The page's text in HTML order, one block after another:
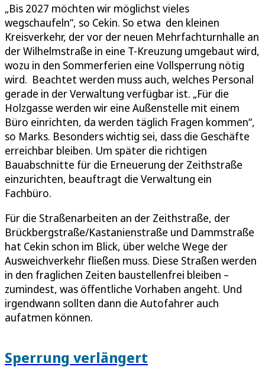
„Bis 2027 möchten wir möglichst vieles
wegschaufeln“, so Cekin. So etwa den kleinen
Kreisverkehr, der vor der neuen Mehrfachturnhalle an
der Wilhelmstraße in eine T-Kreuzung umgebaut wird,
wozu in den Sommerferien eine Vollsperrung nötig
wird. Beachtet werden muss auch, welches Personal
gerade in der Verwaltung verfügbar ist. „Für die
Holzgasse werden wir eine Außenstelle mit einem
Büro einrichten, da werden täglich Fragen kommen“,
so Marks. Besonders wichtig sei, dass die Geschäfte
erreichbar bleiben. Um später die richtigen
Bauabschnitte für die Erneuerung der Zeithstraße
einzurichten, beauftragt die Verwaltung ein
Fachbüro.
Für die Straßenarbeiten an der Zeithstraße, der
Brückbergstraße/Kastanienstraße und Dammstraße
hat Cekin schon im Blick, über welche Wege der
Ausweichverkehr fließen muss. Diese Straßen werden
in den fraglichen Zeiten baustellenfrei bleiben –
zumindest, was öffentliche Vorhaben angeht. Und
irgendwann sollten dann die Autofahrer auch
aufatmen können.
Sperrung verlängert